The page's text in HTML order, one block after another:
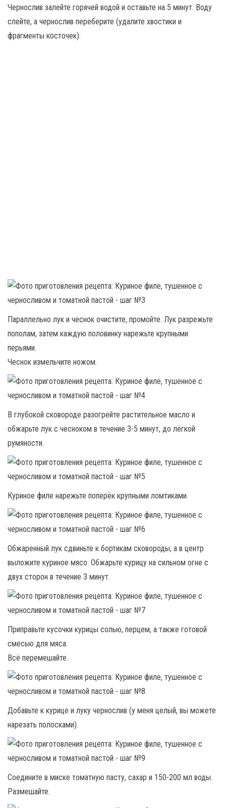
Чернослив залейте горячей водой и оставьте на 5 минут. Воду
слейте, а чернослив переберите (удалите хвостики и
фрагменты косточек).
Параллельно лук и чеснок очистите, промойте. Лук разрежьте
пополам, затем каждую половинку нарежьте крупными
перьями.
Чеснок измельчите ножом.
В глубокой сковороде разогрейте растительное масло и
обжарьте лук с чесноком в течение 3-5 минут, до лёгкой
румяности.
Куриное филе нарежьте поперёк крупными ломтиками.
Обжаренный лук сдвиньте к бортикам сковороды, а в центр
выложите куриное мясо. Обжарьте курицу на сильном огне с
двух сторон в течение 3 минут.
Приправьте кусочки курицы солью, перцем, а также готовой
смесью для мяса.
Всё перемешайте.
Добавьте к курице и луку чернослив (у меня целый, вы можете
нарезать полосками).
Соедините в миске томатную пасту, сахар и 150-200 мл воды.
Размешайте.